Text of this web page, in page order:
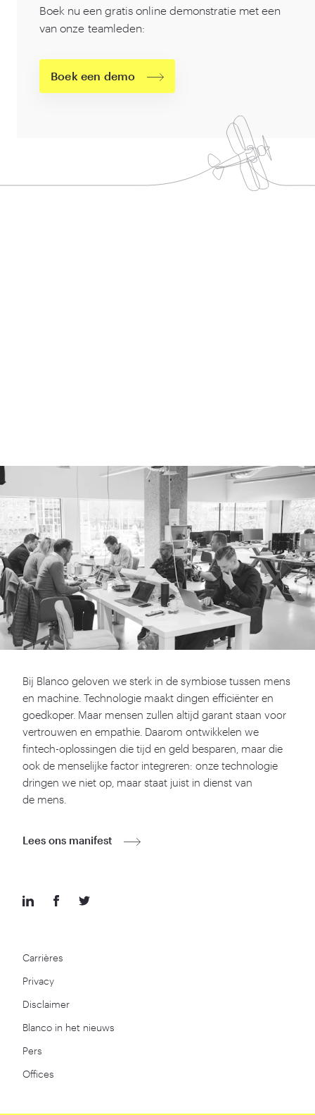
Boek nu een gratis online demonstratie met een
van onze teamleden:
Boek een demo
Carrières
Privacy
Disclaimer
Blanco in het nieuws
Pers
Offices
Bij Blanco geloven we sterk in de symbiose tussen mens
en machine. Technologie maakt dingen efficiënter en
goedkoper. Maar mensen zullen altijd garant staan voor
vertrouwen en empathie. Daarom ontwikkelen we
fintech-oplossingen die tijd en geld besparen, maar die
ook de menselijke factor integreren: onze technologie
dringen we niet op, maar staat juist in dienst van
de mens.
Lees ons manifest